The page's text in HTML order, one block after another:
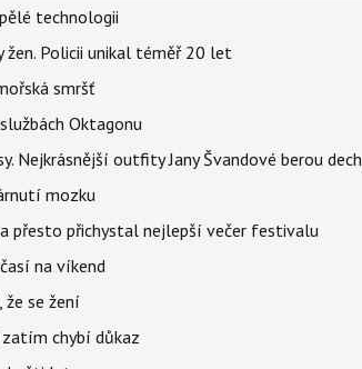
technologii
žen. Policii unikal téměř 20 let
smršť
Oktagonu
Nejkrásnější outfity Jany Švandové berou dech
mozku
přesto přichystal nejlepší večer festivalu
na víkend
že se žení
chybí důkaz